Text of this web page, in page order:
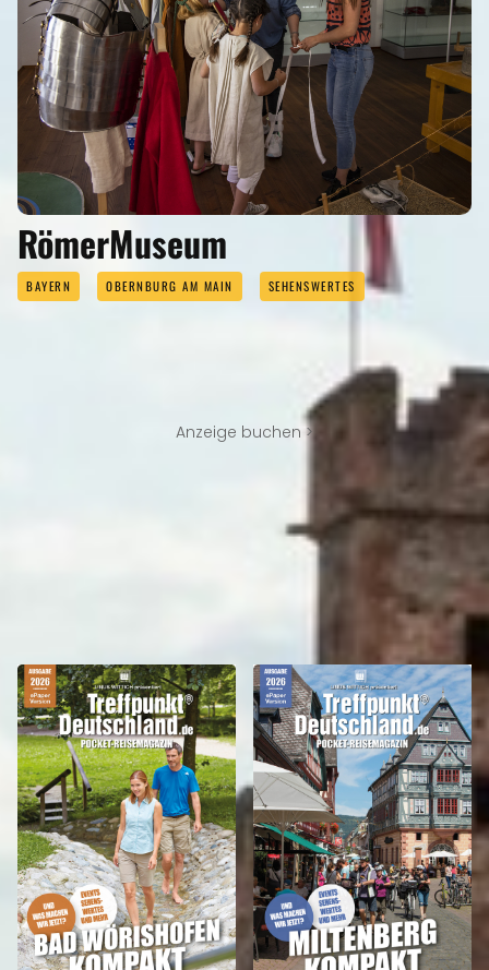
RömerMuseum
BAYERN OBERNBURG AM MAIN SEHENSWERTES
Anzeige buchen >
REISEMAGAZINE
IN DIESEN REISEMAGAZINEN FINDEN SIE DEN LANDKREIS MILTENBERG -